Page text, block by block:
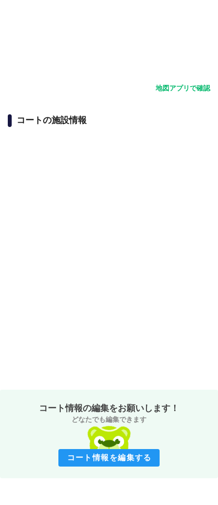
地図アプリで確認
コートの施設情報
コート情報の編集をお願いします！
どなたでも編集できます
コート情報を編集する